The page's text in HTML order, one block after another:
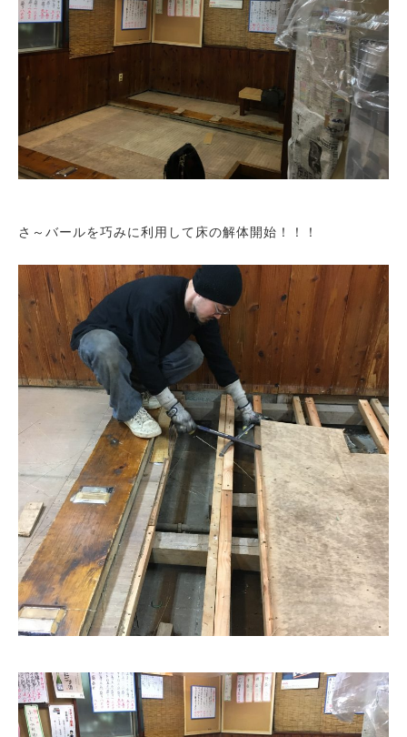
さ～バールを巧みに利用して床の解体開始！！！